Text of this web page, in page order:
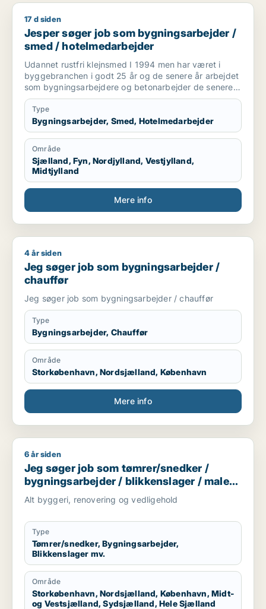
Jesper søger job som bygningsarbejder / smed /
17 d siden
Jesper søger job som bygningsarbejder /
smed / hotelmedarbejder
Udannet rustfri klejnsmed I 1994 men har været i
byggebranchen i godt 25 år og de senere år arbejdet
som bygningsarbejdere og betonarbejder de senere
år som kranfører som jeg er pt.
Type
Bygningsarbejder, Smed, Hotelmedarbejder
Område
Sjælland, Fyn, Nordjylland, Vestjylland,
Midtjylland
Mere info
Jeg søger job som bygningsarbejder / chauffør
4 år siden
Jeg søger job som bygningsarbejder /
chauffør
Jeg søger job som bygningsarbejder / chauffør
Type
Bygningsarbejder, Chauffør
Område
Storkøbenhavn, Nordsjælland, København
Mere info
Jeg søger job som tømrer/snedker / bygningsarbejder /
6 år siden
Jeg søger job som tømrer/snedker /
bygningsarbejder / blikkenslager / maler /
ufaglært
Alt byggeri, renovering og vedligehold
Type
Tømrer/snedker, Bygningsarbejder,
Blikkenslager mv.
Område
Storkøbenhavn, Nordsjælland, København, Midt-
og Vestsjælland, Sydsjælland, Hele Sjælland